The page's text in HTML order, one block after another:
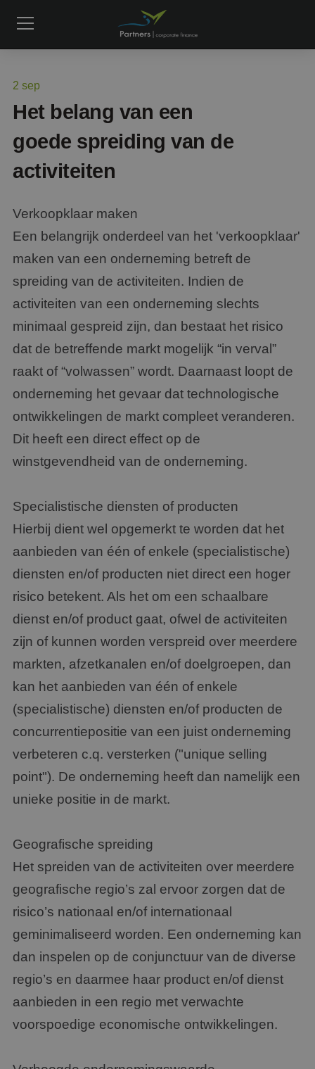
2 sep
Het belang van een
goede spreiding van de
activiteiten
Verkoopklaar maken
Een belangrijk onderdeel van het 'verkoopklaar'
maken van een onderneming betreft de
spreiding van de activiteiten. Indien de
activiteiten van een onderneming slechts
minimaal gespreid zijn, dan bestaat het risico
dat de betreffende markt mogelijk “in verval”
raakt of “volwassen” wordt. Daarnaast loopt de
onderneming het gevaar dat technologische
ontwikkelingen de markt compleet veranderen.
Dit heeft een direct effect op de
winstgevendheid van de onderneming.
Specialistische diensten of producten
Hierbij dient wel opgemerkt te worden dat het
aanbieden van één of enkele (specialistische)
diensten en/of producten niet direct een hoger
risico betekent. Als het om een schaalbare
dienst en/of product gaat, ofwel de activiteiten
zijn of kunnen worden verspreid over meerdere
markten, afzetkanalen en/of doelgroepen, dan
kan het aanbieden van één of enkele
(specialistische) diensten en/of producten de
concurrentiepositie van een juist onderneming
verbeteren c.q. versterken ("unique selling
point"). De onderneming heeft dan namelijk een
unieke positie in de markt.
Geografische spreiding
Het spreiden van de activiteiten over meerdere
geografische regio’s zal ervoor zorgen dat de
risico’s nationaal en/of internationaal
geminimaliseerd worden. Een onderneming kan
dan inspelen op de conjunctuur van de diverse
regio’s en daarmee haar product en/of dienst
aanbieden in een regio met verwachte
voorspoedige economische ontwikkelingen.